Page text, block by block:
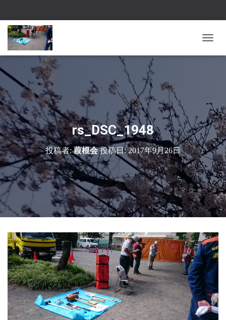
ビ
ン
を
切
り
替
え
rs_DSC_1948
投稿者:葭根会投稿日:2017年9月26日